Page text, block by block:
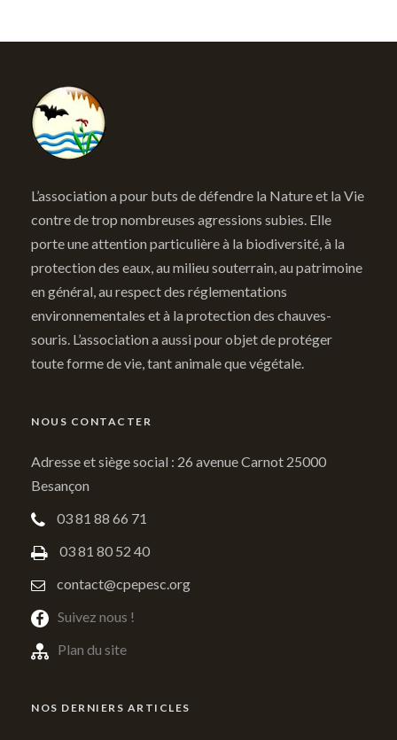
L’association a pour buts de défendre la Nature et la Vie
contre de trop nombreuses agressions subies. Elle
porte une attention particulière à la biodiversité, à la
protection des eaux, au milieu souterrain, au patrimoine
en général, au respect des réglementations
environnementales et à la protection des chauves-
souris. L’association a aussi pour objet de protéger
toute forme de vie, tant animale que végétale.
NOUS CONTACTER
Adresse et siège social : 26 avenue Carnot 25000
Besançon
03 81 88 66 71
03 81 80 52 40
contact@cpepesc.org
Suivez nous !
Plan du site
NOS DERNIERS ARTICLES